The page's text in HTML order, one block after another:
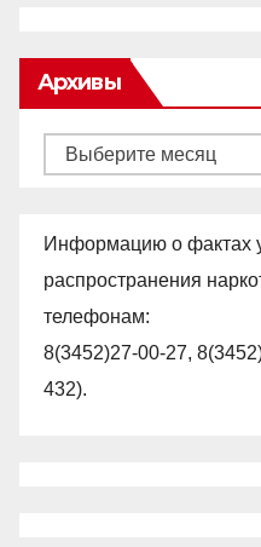
Архивы
Архивы
Информацию о фактах
распространения
телефонам:
8(3452)27-00-27,
432).